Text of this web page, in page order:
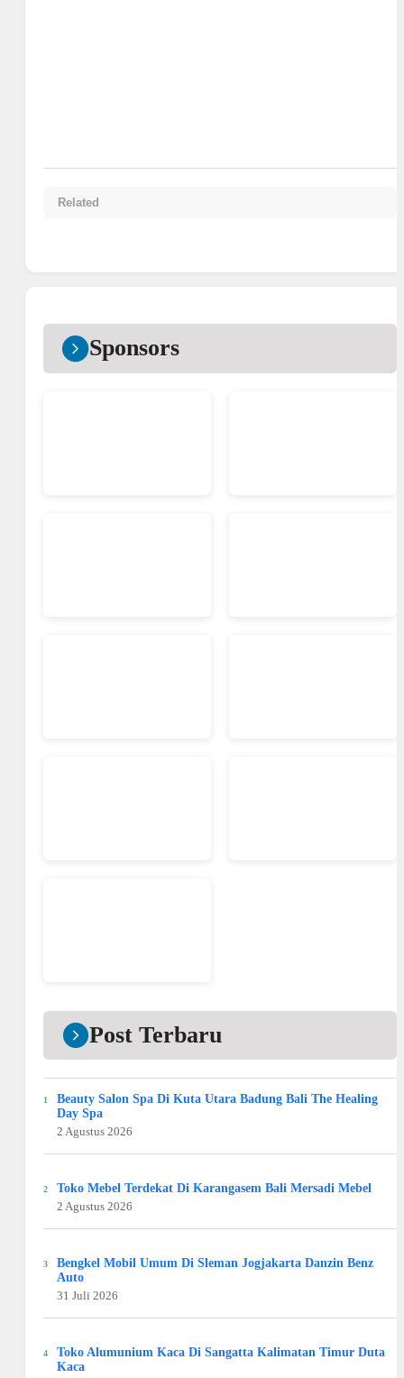
Related
Sponsors
Post Terbaru
Beauty Salon Spa Di Kuta Utara Badung Bali The Healing
Day Spa
2 Agustus 2026
Toko Mebel Terdekat Di Karangasem Bali Mersadi Mebel
2 Agustus 2026
Bengkel Mobil Umum Di Sleman Jogjakarta Danzin Benz
Auto
31 Juli 2026
Toko Alumunium Kaca Di Sangatta Kalimatan Timur Duta
Kaca